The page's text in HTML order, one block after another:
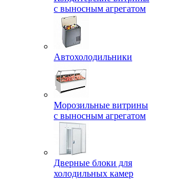
с выносным агрегатом
Автохолодильники
Морозильные витрины
с выносным агрегатом
Дверные блоки для
холодильных камер